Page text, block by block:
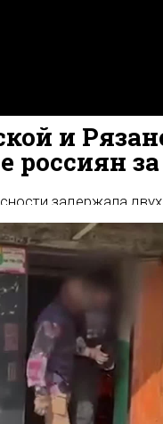
и
россиян
задержала
в
из них обвиняют в